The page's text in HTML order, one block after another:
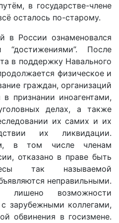
в государстве-члене
осталось по-старому.
в России ознаменовался
После
в поддержку Навального
физическое и
граждан, организаций
признании иноагентами,
делах, а также
их самих и их
их ликвидации.
в том числе членам
отказано в праве быть
так называемой
неправильными.
лишено возможности
зарубежными коллегами,
обвинения в госизмене.